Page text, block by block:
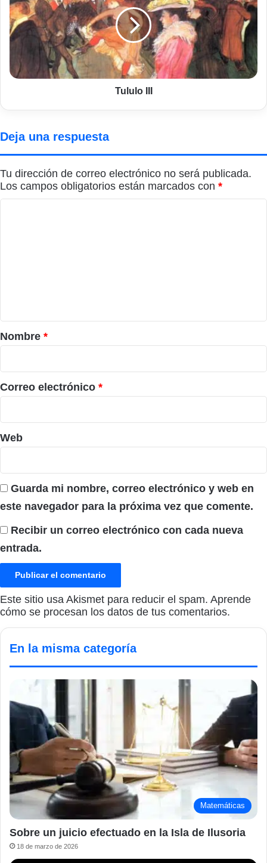
Tululo III
Deja una respuesta
Tu dirección de correo electrónico no será publicada.
Los campos obligatorios están marcados con *
r
i
o
*
Nombre *
Correo electrónico *
Web
Guarda mi nombre, correo electrónico y web en
este navegador para la próxima vez que comente.
Recibir un correo electrónico con cada nueva
entrada.
Este sitio usa Akismet para reducir el spam. Aprende
cómo se procesan los datos de tus comentarios.
En la misma categoría
Matemáticas
Sobre un juicio efectuado en la Isla de Ilusoria
18 de marzo de 2026